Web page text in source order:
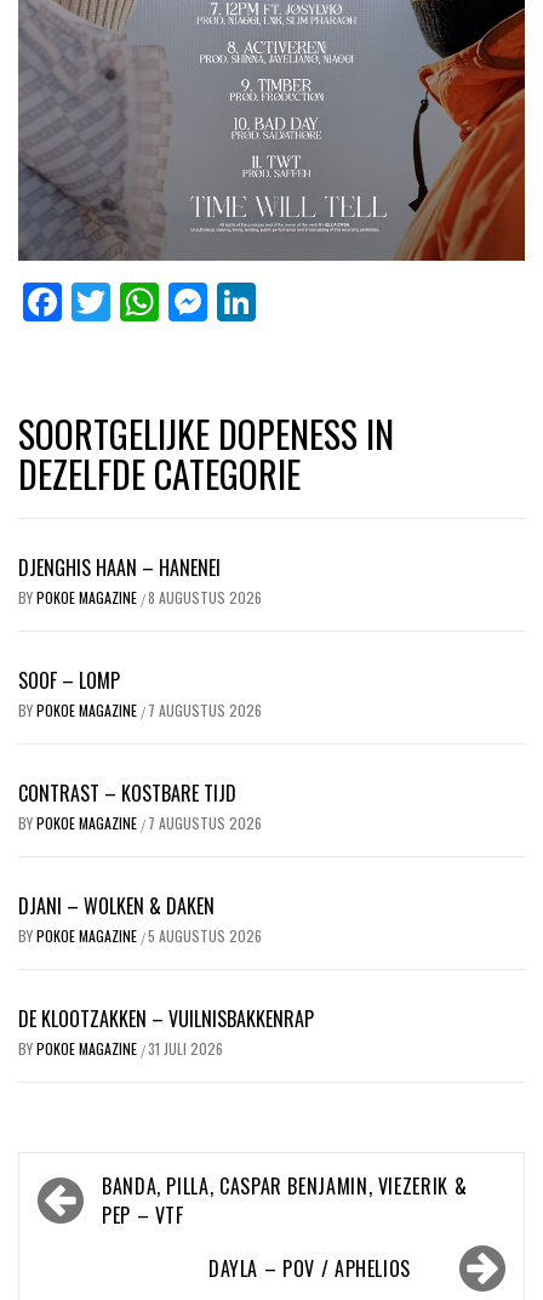
Facebook
Twitter
WhatsApp
Messenger
SOORTGELIJKE DOPENESS IN
DEZELFDE CATEGORIE
DJENGHIS HAAN – HANENEI
BYPOKOE MAGAZINE /8 AUGUSTUS 2026
SOOF – LOMP
BYPOKOE MAGAZINE / 7 AUGUSTUS 2026
CONTRAST – KOSTBARE TIJD
BYPOKOE MAGAZINE / 7 AUGUSTUS 2026
DJANI – WOLKEN & DAKEN
BYPOKOE MAGAZINE /5 AUGUSTUS 2026
DE KLOOTZAKKEN – VUILNISBAKKENRAP
BYPOKOE MAGAZINE /31 JULI 2026
Bericht
navigatie
BANDA, PILLA, CASPAR BENJAMIN, VIEZERIK &
PEP – VTF
DAYLA – POV / APHELIOS